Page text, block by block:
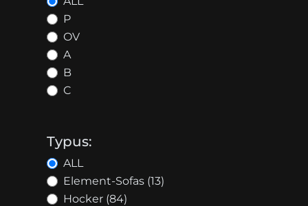
P
OV
A
B
C
Typus:
ALL
Element-Sofas (13)
Hocker (84)